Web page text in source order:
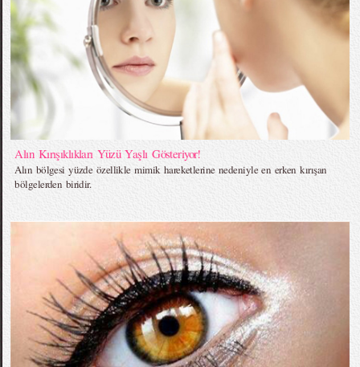
Alın Kırışıklıkları Yüzü Yaşlı Gösteriyor!
Alın bölgesi yüzde özellikle mimik hareketlerine nedeniyle en erken kırışan
bölgelerden biridir.